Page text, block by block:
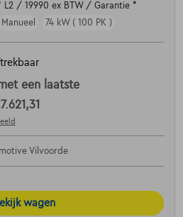
L2 / 19990 ex BTW / Garantie *
Manueel 74 kW ( 100 PK )
een laatste
Vilvoorde
wagen